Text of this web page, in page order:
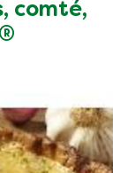
comté,